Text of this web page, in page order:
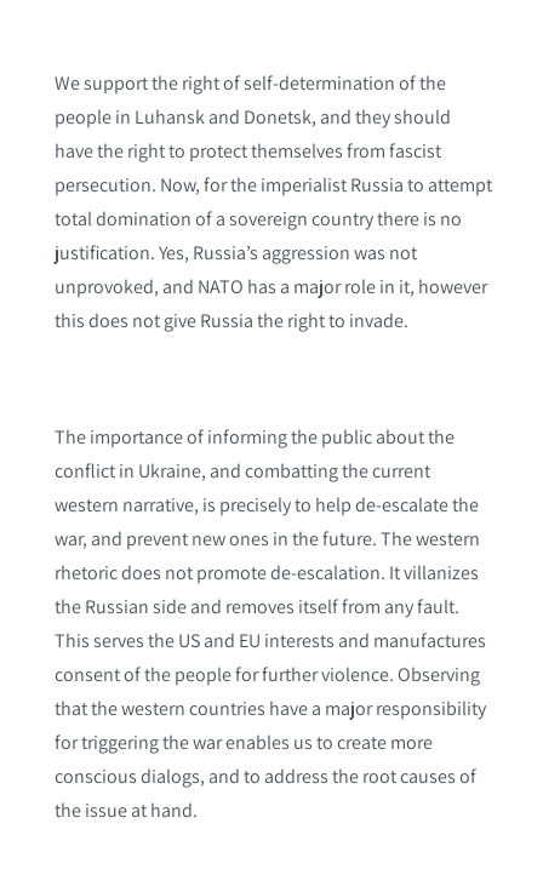
We support the right of self-determination of the
people in Luhansk and Donetsk, and they should
have the right to protect themselves from fascist
persecution. Now, for the imperialist Russia to attempt
total domination of a sovereign country there is no
justification. Yes, Russia’s aggression was not
unprovoked, and NATO has a major role in it, however
this does not give Russia the right to invade.
The importance of informing the public about the
conflict in Ukraine, and combatting the current
western narrative, is precisely to help de-escalate the
war, and prevent new ones in the future. The western
rhetoric does not promote de-escalation. It villanizes
the Russian side and removes itself from any fault.
This serves the US and EU interests and manufactures
consent of the people for further violence. Observing
that the western countries have a major responsibility
for triggering the war enables us to create more
conscious dialogs, and to address the root causes of
the issue at hand.